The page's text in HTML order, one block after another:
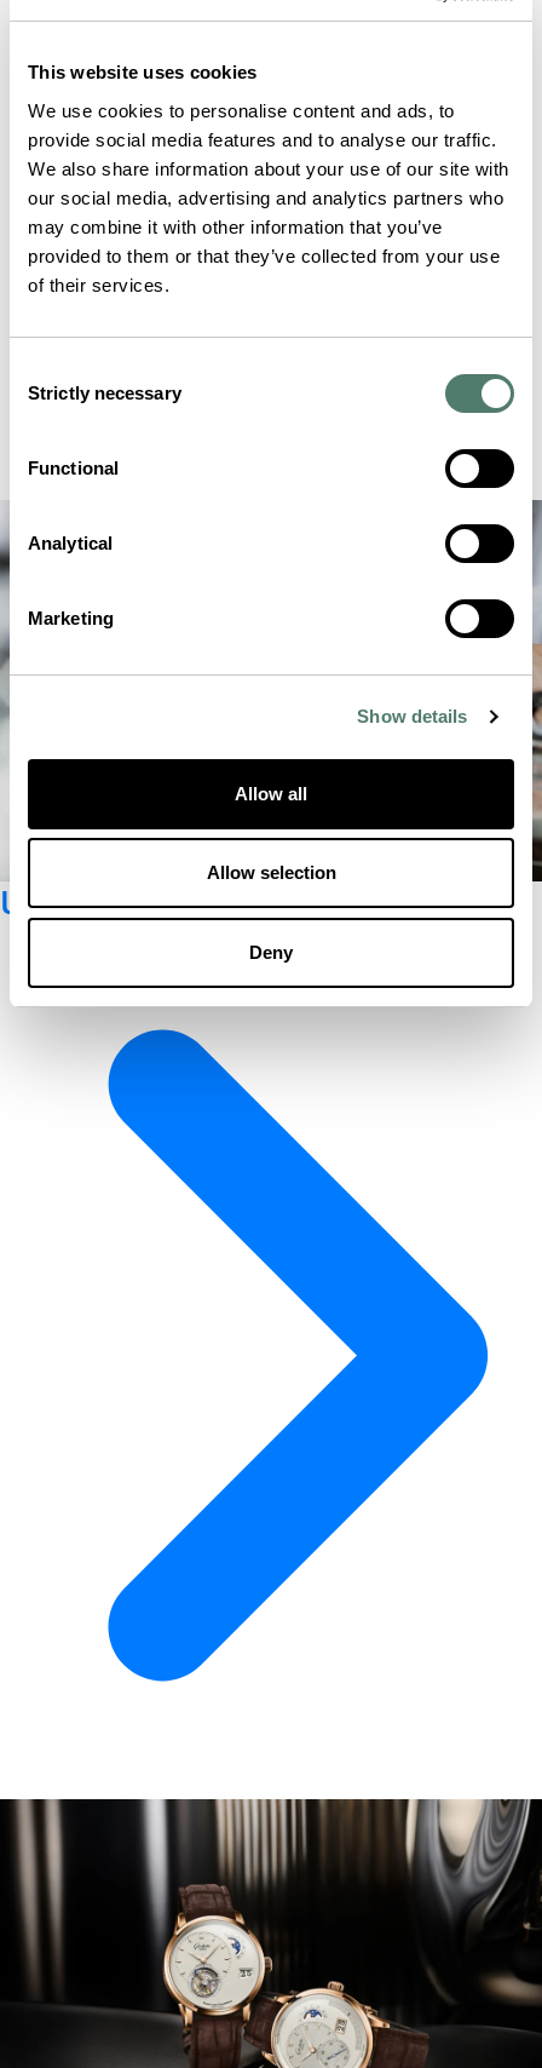
This website uses cookies
We use cookies to personalise content and ads, to
provide social media features and to analyse our traffic.
We also share information about your use of our site with
our social media, advertising and analytics partners who
may combine it with other information that you’ve
provided to them or that they’ve collected from your use
of their services.
Selection
Strictly necessary
Functional
Analytical
Marketing
Show details
Allow all
Allow selection
Deny
Unseren Newsletter abonnieren